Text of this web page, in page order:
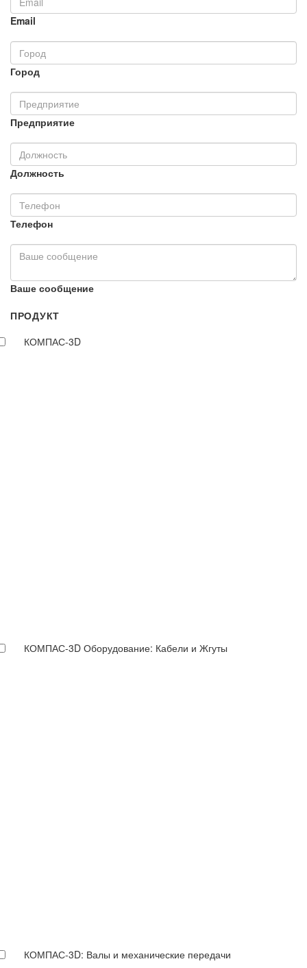
Email
Город
Предприятие
Должность
Телефон
Ваше сообщение
ПРОДУКТ
КОМПАС-3D
КОМПАС-3D Оборудование: Кабели и Жгуты
КОМПАС-3D: Валы и механические передачи